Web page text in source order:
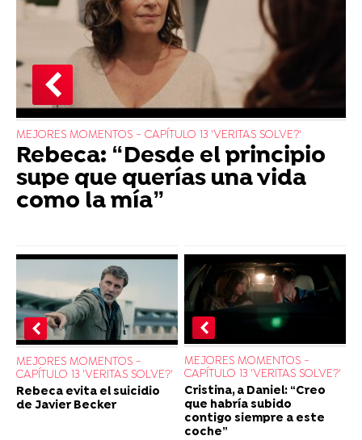
MEJORES MOMENTOS - CAPÍTULO 13 'VERITAS SOLVE?'
Rebeca: “Desde el principio
supe que querías una vida
como la mía”
MEJORES MOMENTOS -
CAPÍTULO 13 'VERITAS SOLVE?'
Rebeca evita el suicidio
de Javier Becker
MEJORES MOMENTOS -
CAPÍTULO 13 'VERITAS SOLVE?'
Cristina, a Daniel: “Creo
que habría subido
contigo siempre a este
coche”